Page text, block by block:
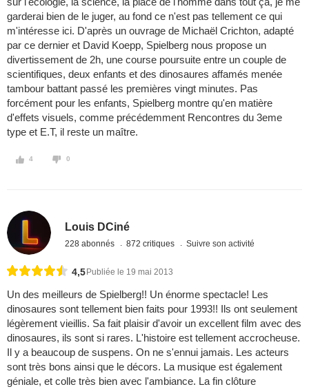
garderai bien de le juger, au fond ce n'est pas tellement ce qui
m'intéresse ici. D'après un ouvrage de Michaël Crichton, adapté
par ce dernier et David Koepp, Spielberg nous propose un
divertissement de 2h, une course poursuite entre un couple de
scientifiques, deux enfants et des dinosaures affamés menée
tambour battant passé les premières vingt minutes. Pas
forcément pour les enfants, Spielberg montre qu'en matière
d'effets visuels, comme précédemment Rencontres du 3eme
type et E.T, il reste un maître.
4 0
Louis DCiné
228 abonnés 872 critiques Suivre son activité
4,5 Publiée le 19 mai 2013
Un des meilleurs de Spielberg!! Un énorme spectacle! Les
dinosaures sont tellement bien faits pour 1993!! Ils ont seulement
légèrement vieillis. Sa fait plaisir d'avoir un excellent film avec des
dinosaures, ils sont si rares. L'histoire est tellement accrocheuse.
Il y a beaucoup de suspens. On ne s'ennui jamais. Les acteurs
sont très bons ainsi que le décors. La musique est également
géniale, et colle très bien avec l'ambiance. La fin clôture